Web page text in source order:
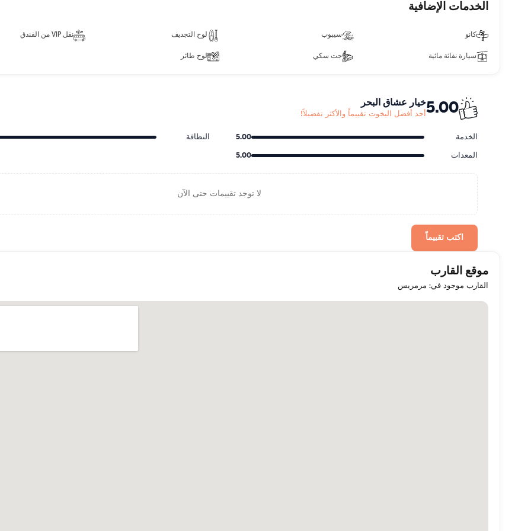
الخدمات الإضافية
كانو سيبوب لوح التجديف نقل VIP من الفندق
سيارة نفاثة مائية جت سكي لوح طائر
5.00خيار عشاق البحر
أحد أفضل اليخوت تقييماً والأكثر تفضيلاً!
الخدمة 5.00 النظافة
المعدات 5.00
لا توجد تقييمات حتى الآن
اكتب تقييماً
موقع القارب
القارب موجود في: مرمريس